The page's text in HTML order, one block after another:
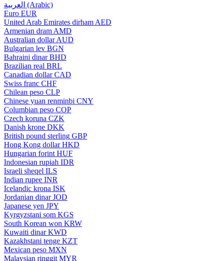
العربية (Arabic)
Euro EUR
United Arab Emirates dirham AED
Armenian dram AMD
Australian dollar AUD
Bulgarian lev BGN
Bahraini dinar BHD
Brazilian real BRL
Canadian dollar CAD
Swiss franc CHF
Chilean peso CLP
Chinese yuan renminbi CNY
Columbian peso COP
Czech koruna CZK
Danish krone DKK
British pound sterling GBP
Hong Kong dollar HKD
Hungarian forint HUF
Indonesian rupiah IDR
Israeli sheqel ILS
Indian rupee INR
Icelandic krona ISK
Jordanian dinar JOD
Japanese yen JPY
Kyrgyzstani som KGS
South Korean won KRW
Kuwaiti dinar KWD
Kazakhstani tenge KZT
Mexican peso MXN
Malaysian ringgit MYR